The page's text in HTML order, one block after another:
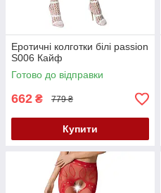
Еротичні колготки білі passion
S006 Кайф
Готово до відправки
662 ₴ 779 ₴
Купити